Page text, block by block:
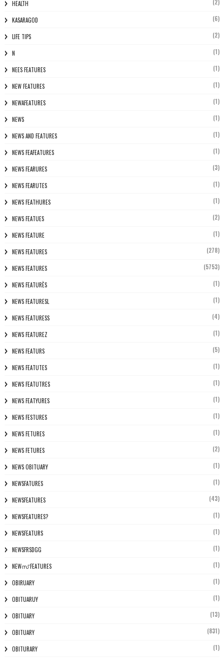
HEALTH (2)
KASARAGOD (6)
LIFE TIPS (2)
N (1)
NEES FEATURES (1)
NEW FEATURES (1)
NEWAFEATURES (1)
NEWS (1)
NEWS AND FEATURES (1)
NEWS FEAFEATURES (1)
NEWS FEARURES (3)
NEWS FEARUTES (1)
NEWS FEATHURES (1)
NEWS FEATUES (2)
NEWS FEATURE (1)
NEWS FEATURES (278)
NEWS FEATURES (5753)
NEWS FEATURÈS (1)
NEWS FEATURESL (1)
NEWS FEATURESS (4)
NEWS FEATUREZ (1)
NEWS FEATURS (5)
NEWS FEATUTES (1)
NEWS FEATUTRES (1)
NEWS FEATYURES (1)
NEWS FESTURES (1)
NEWS FETURES (1)
NEWS FETURES (2)
NEWS OBITUARY (1)
NEWSFATURES (1)
NEWSFEATURES (43)
NEWSFEATURES? (1)
NEWSFEATURS (1)
NEWSFRSDGG (1)
NEWസ് FEATURES (1)
OBIRUARY (1)
OBITUARUY (1)
OBITUARY (13)
OBITUARY (831)
OBITURARY (1)